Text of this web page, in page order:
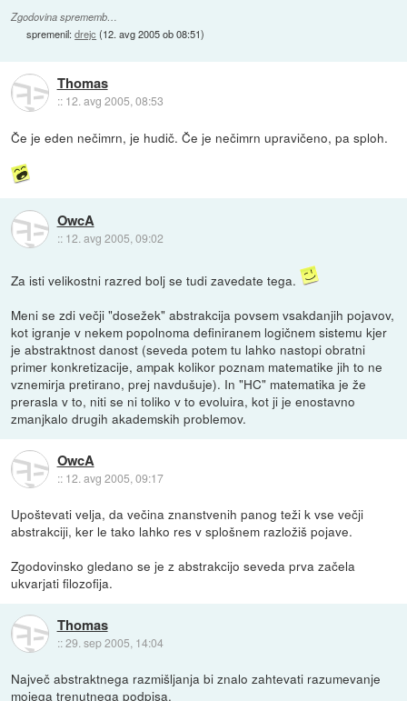
Zgodovina sprememb…
spremenil:drejc (12. avg 2005 ob 08:51)
Thomas
:: 12. avg 2005, 08:53
Če je eden nečimrn, je hudič. Če je nečimrn upravičeno, pa sploh.
OwcA
:: 12. avg 2005, 09:02
Za isti velikostni razred bolj se tudi zavedate tega.
Meni se zdi večji "dosežek" abstrakcija povsem vsakdanjih pojavov,
kot igranje v nekem popolnoma definiranem logičnem sistemu kjer
je abstraktnost danost (seveda potem tu lahko nastopi obratni
primer konkretizacije, ampak kolikor poznam matematike jih to ne
vznemirja pretirano, prej navdušuje). In "HC" matematika je že
prerasla v to, niti se ni toliko v to evoluira, kot ji je enostavno
zmanjkalo drugih akademskih problemov.
OwcA
:: 12. avg 2005, 09:17
Upoštevati velja, da večina znanstvenih panog teži k vse večji
abstrakciji, ker le tako lahko res v splošnem razložiš pojave.
Zgodovinsko gledano se je z abstrakcijo seveda prva začela
ukvarjati filozofija.
Thomas
::29. sep 2005, 14:04
Največ abstraktnega razmišljanja bi znalo zahtevati razumevanje
mojega trenutnega podpisa.